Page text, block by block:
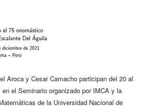
Aroca y Cesar Camacho participan del 20 al
el Seminario organizado por IMCA y la
de la Universidad Nacional de